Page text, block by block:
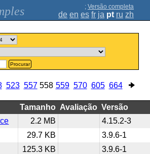
; Versão completa
de en es fr ja pt ru zh
Procurar
523 557 558 559 570 605 664
Tamanho Avaliação Versão
2.2 MB
4.15.2-3
29.7 KB
3.9.6-1
125.3 KB
3.9.6-1